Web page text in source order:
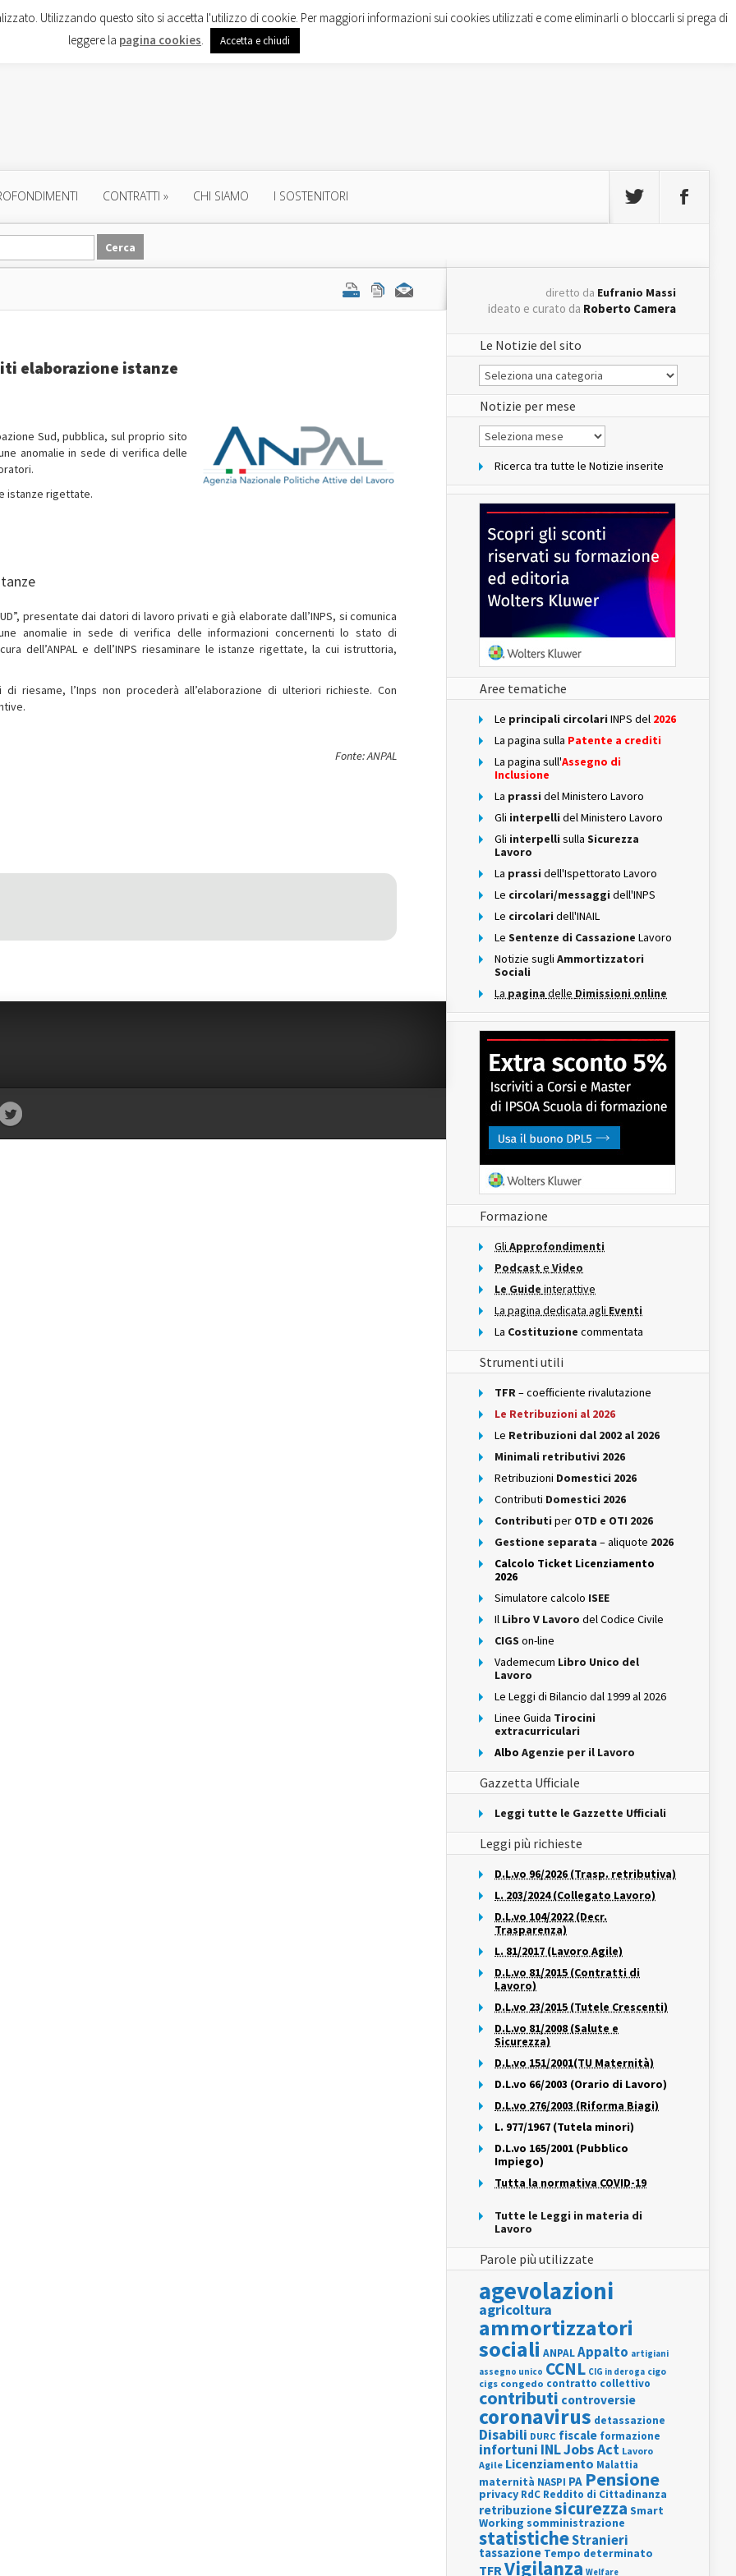
CONTRATTI » CHI SIAMO I SOSTENITORI
elaborazione istanze
Sud, pubblica, sul proprio sito
anomalie in sede di verifica delle
istanze rigettate.
presentate dai datori di lavoro privati e già elaborate dall’INPS, si comunica
anomalie in sede di verifica delle informazioni concernenti lo stato di
dell’ANPAL e dell’INPS riesaminare le istanze rigettate, la cui istruttoria,
riesame, l’Inps non procederà all’elaborazione di ulteriori richieste. Con
Fonte: ANPAL
diretto da Eufranio Massi
ideato e curato da Roberto Camera
Le Notizie del sito
Le
Notizie
del
sito
Notizie per mese
Notizie
per
Ricerca tra tutte le Notizie inserite
Aree tematiche
Le principali circolari INPS del 2026
La pagina sulla Patente a crediti
La pagina sull'Assegno di
Inclusione
La prassi del Ministero Lavoro
Gli interpelli del Ministero Lavoro
Gli interpelli sulla Sicurezza
Lavoro
La prassi dell'Ispettorato Lavoro
Le circolari/messaggi dell'INPS
Le circolari dell'INAIL
Le Sentenze di Cassazione Lavoro
Notizie sugli Ammortizzatori
Sociali
La pagina delle Dimissioni online
Formazione
Gli Approfondimenti
Podcast e Video
Le Guide interattive
La pagina dedicata agli Eventi
La Costituzione commentata
Strumenti utili
TFR– coefficiente rivalutazione
Le Retribuzioni al 2026
Le Retribuzioni dal 2002 al 2026
Minimali retributivi 2026
Retribuzioni Domestici 2026
Contributi Domestici 2026
Contributi per OTD e OTI 2026
Gestione separata – aliquote 2026
Calcolo Ticket Licenziamento
2026
Simulatore calcolo ISEE
Il Libro V Lavoro del Codice Civile
CIGS on-line
Vademecum Libro Unico del
Lavoro
Le Leggi di Bilancio dal 1999 al 2026
Linee Guida Tirocini
extracurriculari
Albo Agenzie per il Lavoro
Gazzetta Ufficiale
Leggi tutte le Gazzette Ufficiali
Leggi più richieste
D.L.vo 96/2026 (Trasp. retributiva)
L. 203/2024 (Collegato Lavoro)
D.L.vo 104/2022 (Decr.
Trasparenza)
L. 81/2017 (Lavoro Agile)
D.L.vo 81/2015 (Contratti di
Lavoro)
D.L.vo 23/2015 (Tutele Crescenti)
D.L.vo 81/2008 (Salute e
Sicurezza)
D.L.vo 151/2001(TU Maternità)
D.L.vo 66/2003 (Orario di Lavoro)
D.L.vo 276/2003 (Riforma Biagi)
L. 977/1967 (Tutela minori)
D.L.vo 165/2001 (Pubblico
Impiego)
Tutta la normativa COVID-19
Tutte le Leggi in materia di
Lavoro
Parole più utilizzate
agevolazioni
agricoltura
ammortizzatori
sociali ANPALAppalto artigiani
assegno unico CCNL CIG in deroga cigo
cigs congedo contratto collettivo
contributi controversie
coronavirus detassazione
Disabili DURC fiscale formazione
infortuni INLJobs Act Lavoro
Agile Licenziamento Malattia
maternità NASPI PA Pensione
privacy RdC Reddito di Cittadinanza
retribuzionesicurezza Smart
Working somministrazione
statisticheStranieri
tassazione Tempo determinato
TFRVigilanza Welfare
Utilizzando questo sito si accetta l'utilizzo di cookie. Per maggiori informazioni sui cookies utilizzati e come eliminarli o bloccarli si prega di
leggere la pagina cookies. Accetta e chiudi